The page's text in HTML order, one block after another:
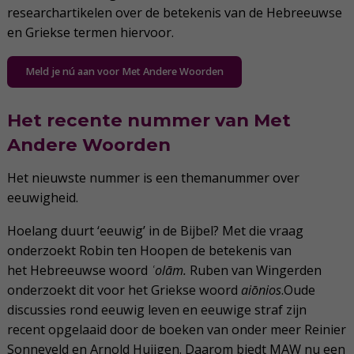
researchartikelen over de betekenis van de Hebreeuwse
en Griekse termen hiervoor.
Meld je nú aan voor Met Andere Woorden
Het recente nummer van Met
Andere Woorden
Het nieuwste nummer is een themanummer over
eeuwigheid.
Hoelang duurt ‘eeuwig’ in de Bijbel? Met die vraag
onderzoekt Robin ten Hoopen de betekenis van
het Hebreeuwse woord ʿolām. Ruben van Wingerden
onderzoekt dit voor het Griekse woord aiōnios.Oude
discussies rond eeuwig leven en eeuwige straf zijn
recent opgelaaid door de boeken van onder meer Reinier
Sonneveld en Arnold Huijgen. Daarom biedt MAW nu een